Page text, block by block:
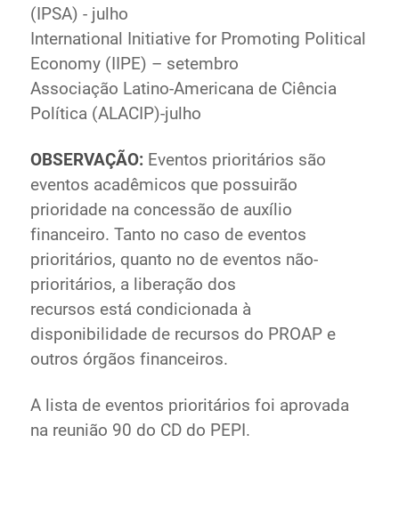
(IPSA) - julho
International Initiative for Promoting Political
Economy (IIPE) – setembro
Associação Latino-Americana de Ciência
Política (ALACIP)-julho
OBSERVAÇÃO:Eventos prioritários são
eventos acadêmicos que possuirão
prioridade na concessão de auxílio
financeiro. Tanto no caso de eventos
prioritários, quanto no de eventos não-
prioritários, a liberação dos
recursos está condicionada à
disponibilidade de recursos do PROAP e
outros órgãos financeiros.
A lista de eventos prioritários foi aprovada
na reunião 90 do CD do PEPI.